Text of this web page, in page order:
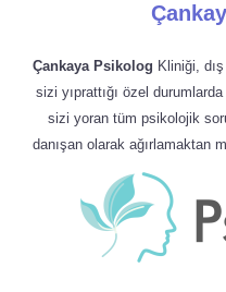
Çankaya Psikolog Kliniği,
sizi yıprattığı özel
sizi yoran tüm psikolojik
danışan olarak ağırlamaktan